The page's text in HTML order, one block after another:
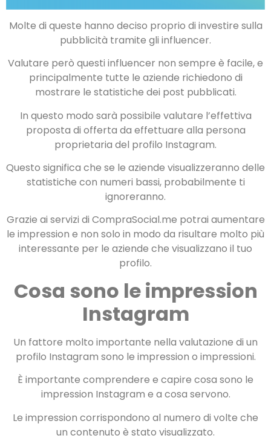
Molte di queste hanno deciso proprio di investire sulla
pubblicità tramite gli influencer.
Valutare però questi influencer non sempre è facile, e
principalmente tutte le aziende richiedono di
mostrare le statistiche dei post pubblicati.
In questo modo sarà possibile valutare l’effettiva
proposta di offerta da effettuare alla persona
proprietaria del profilo Instagram.
Questo significa che se le aziende visualizzeranno delle
statistiche con numeri bassi, probabilmente ti
ignoreranno.
Grazie ai servizi di CompraSocial.me potrai aumentare
le impression e non solo in modo da risultare molto più
interessante per le aziende che visualizzano il tuo
profilo.
Cosa sono le impression
Instagram
Un fattore molto importante nella valutazione di un
profilo Instagram sono le impression o impressioni.
È importante comprendere e capire cosa sono le
impression Instagram e a cosa servono.
Le impression corrispondono al numero di volte che
un contenuto è stato visualizzato.